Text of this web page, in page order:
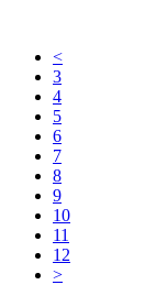
<
3
4
5
6
7
8
9
10
11
12
>